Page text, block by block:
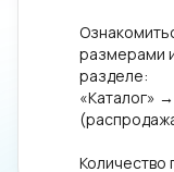
размерами
разделе:
«Каталог»
Количество